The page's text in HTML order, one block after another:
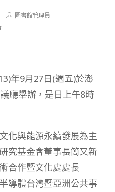
Post圖書館管理員
年9月27日(週五)於澎
廳舉辦，是日上午8時
化與能源永續發展為主
究基金會董事長簡又新
合作暨文化處處長
導體台灣暨亞洲公共事